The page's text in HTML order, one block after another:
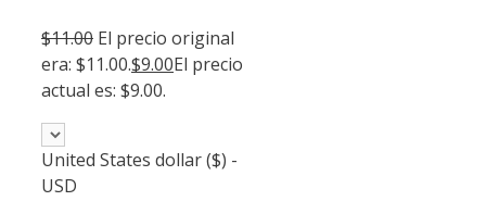
$11.00 El precio original
era: $11.00.$9.00El precio
actual es: $9.00.
United States dollar ($) -
USD